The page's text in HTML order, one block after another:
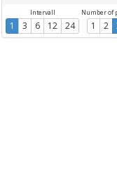
Intervall
1 3 6 12 24
Number of
1 2